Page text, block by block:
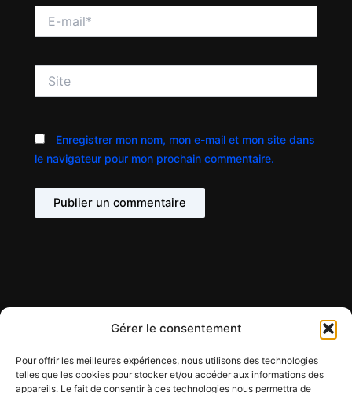
Gérer le consentement
Pour offrir les meilleures expériences, nous utilisons des technologies
telles que les cookies pour stocker et/ou accéder aux informations des
appareils. Le fait de consentir à ces technologies nous permettra de
mail*
Enregistrer mon nom, mon e-mail et mon site dans
le navigateur pour mon prochain commentaire.